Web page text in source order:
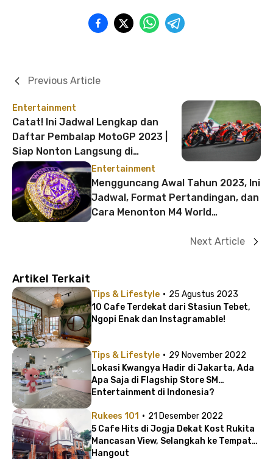
Entertainment
Catat! Ini Jadwal Lengkap dan
Daftar Pembalap MotoGP 2023 |
Siap Nonton Langsung di
Mandalika?
Previous Article
Entertainment
Mengguncang Awal Tahun 2023, Ini
Jadwal, Format Pertandingan, dan
Cara Menonton M4 World
Next Article
Artikel Terkait
Tips & Lifestyle · 25 Agustus 2023
10 Cafe Terdekat dari Stasiun Tebet,
Ngopi Enak dan Instagramable!
Tips & Lifestyle · 29 November 2022
Lokasi Kwangya Hadir di Jakarta, Ada
Apa Saja di Flagship Store SM
Entertainment di Indonesia?
Rukees 101 · 21 Desember 2022
5 Cafe Hits di Jogja Dekat Kost Rukita
Mancasan View, Selangkah ke Tempat
Hangout